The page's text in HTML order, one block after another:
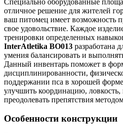
отличное решение для жителей
ваш питомец имеет возможность
свое удовольствие. Каждое
тренировки определенных
InterAtletika BO013 разработана
умения балансировать и
Данный инвентарь поможет в
дисциплинированности,
поддержании пса в хорошей
улучшить координацию, ловкость,
преодолевать препятствия
Особенности конструкции